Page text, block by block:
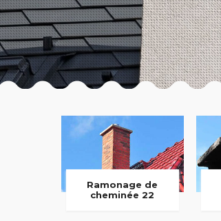
Ramonage de
cheminée 22